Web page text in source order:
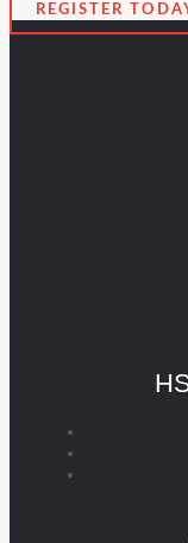
REGISTER